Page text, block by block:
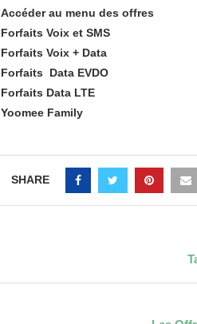
Accéder au menu des offres
Forfaits Voix et SMS
Forfaits Voix + Data
Forfaits Data EVDO
Forfaits Data LTE
Yoomee Family
SHARE